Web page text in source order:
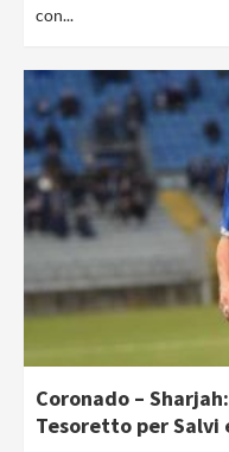
con...
Coronado –
Tesoretto per Salvi